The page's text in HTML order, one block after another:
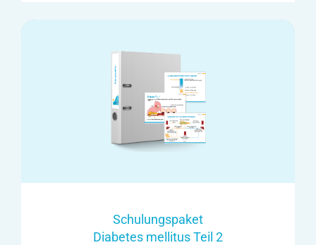
Schulungspaket
Diabetes mellitus Teil 2